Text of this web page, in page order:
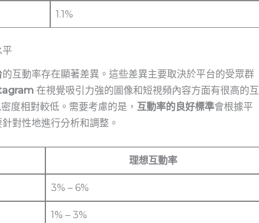
1.1%
的互動率存在顯著差異。這些差異主要取決於平台的受眾群
在視覺吸引力強的圖像和短視頻內容方面有很高的互
度相對較低。需要考慮的是， 互動率的良好標準會根據平
對性地進行分析和調整。
理想互動率
3% – 6%
1% – 3%